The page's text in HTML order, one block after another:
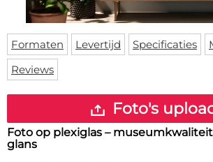
Deurmat
Vloermat
Skateboard deck
Over ons
Levertijden
Inloggen
WhatsApp
Formaten Levertijd Specificaties
Reviews
Foto's
Foto op plexiglas –
glans